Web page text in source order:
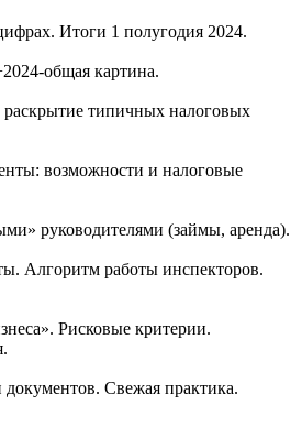
Итоги 1 полугодия 2024.
общая картина.
типичных налоговых
возможности и налоговые
руководителями (займы, аренда).
Алгоритм работы инспекторов.
Рисковые критерии.
Свежая практика.